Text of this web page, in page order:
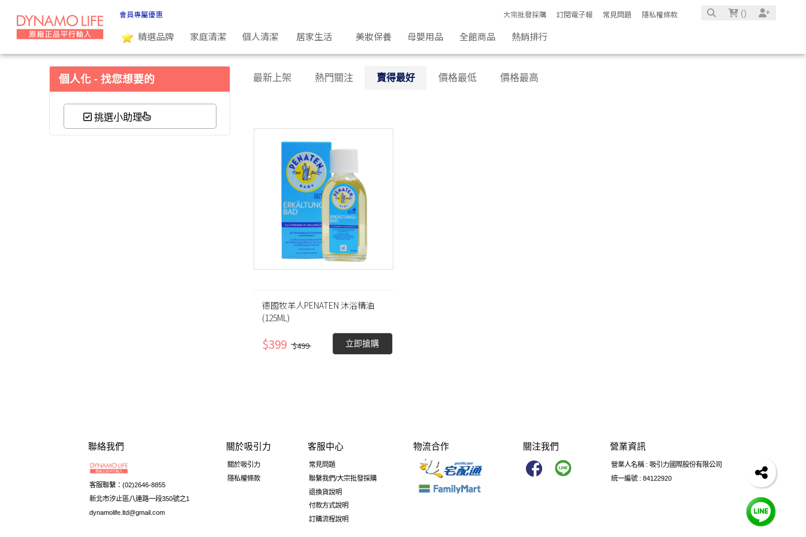
會員專屬優惠 大宗批發採購 訂閱電子報 常見問題 隱私權條款 ()
精選品牌 家庭清潔 個人清潔 居家生活 美妝保養 母嬰用品 全館商品 熱銷排行
個人化 - 找您想要的
挑選小助理
熱門關注 暢銷商品 價
請選擇標籤
最新上架 熱門關注 賣得最好 價格最低 價格最高
德國牧羊人PENATEN 沐浴精油
(125ML)
$399 $499 立即搶購
聯絡我們
客服聯繫：(02)2646-8855
新北市汐止區八連路一段350號之1
dynamolife.ltd@gmail.com
關於吸引力
關於吸引力
隱私權條款
客服中心
常見問題
聯繫我們/大宗批發採購
退換貨說明
付款方式說明
訂購流程說明
物流合作 關注我們 營業資訊
營業人名稱 : 吸引力國際股份有限公司
統一編號 : 84122920